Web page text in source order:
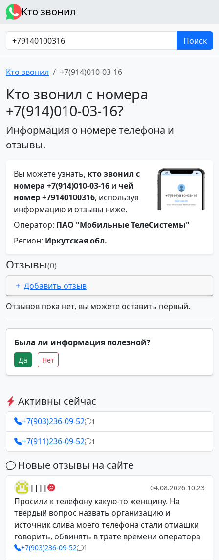
Кто звонил
Поиск
Кто звонил +7(914)010-03-16
Кто звонил с номера
+7(914)010-03-16?
Информация о номере телефона и
отзывы.
Вы можете узнать, кто звонил с
номера +7(914)010-03-16 и чей
номер +79140100316, используя
информацию и отзывы ниже.
Оператор: ПАО "Мобильные ТелеСистемы"
Регион: Иркутская обл.
Отзывы(0)
Добавить отзыв
Отзывов пока нет, вы можете оставить первый.
Была ли информация полезной?
Да Нет
Активны сейчас
+7(903)236-09-52 1
+7(911)236-09-52 1
Новые отзывы на сайте
|||| 04.08.2026 10:23
Просили к телефону какую-то женщину. На
твердый вопрос назвать организацию и
источник слива моего телефона стали отмашки
говорить, обвинять в трате времени оператора
+7(903)236-09-52 1